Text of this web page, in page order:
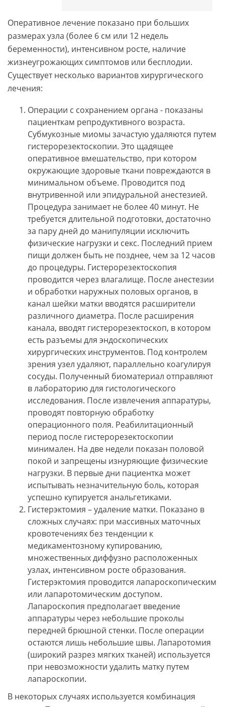
Оперативное лечение показано при больших
размерах узла (более 6 см или 12 недель
беременности), интенсивном росте, наличие
жизнеугрожающих симптомов или бесплодии.
Существует несколько вариантов хирургического
лечения:
Операции с сохранением органа - показаны
пациенткам репродуктивного возраста.
Субмукозные миомы зачастую удаляются путем
гистерорезектоскопии. Это щадящее
оперативное вмешательство, при котором
окружающие здоровые ткани повреждаются в
минимальном объеме. Проводится под
внутривенной или эпидуральной анестезией.
Процедура занимает не более 40 минут. Не
требуется длительной подготовки, достаточно
за пару дней до манипуляции исключить
физические нагрузки и секс. Последний прием
пищи должен быть не позднее, чем за 12 часов
до процедуры. Гистерорезектоскопия
проводится через влагалище. После анестезии
и обработки наружных половых органов, в
канал шейки матки вводятся расширители
различного диаметра. После расширения
канала, вводят гистерорезектоскоп, в котором
есть разъемы для эндоскопических
хирургических инструментов. Под контролем
зрения узел удаляют, параллельно коагулируя
сосуды. Полученный биоматериал отправляют
в лабораторию для гистологического
исследования. После извлечения аппаратуры,
проводят повторную обработку
операционного поля. Реабилитационный
период после гистерорезектоскопии
минимален. На две недели показан половой
покой и запрещены изнуряющие физические
нагрузки. В первые дни пациентка может
испытывать незначительную боль, которая
успешно купируется анальгетиками.
Гистерэктомия – удаление матки. Показано в
сложных случаях: при массивных маточных
кровотечениях без тенденции к
медикаментозному купированию,
множественных диффузно расположенных
узлах, интенсивном росте образования.
Гистерэктомия проводится лапароскопическим
или лапаротомическим доступом.
Лапароскопия предполагает введение
аппаратуры через небольшие проколы
передней брюшной стенки. После операции
остаются лишь небольшие швы. Лапаротомия
(широкий разрез мягких тканей) используется
при невозможности удалить матку путем
лапароскопии.
В некоторых случаях используется комбинация